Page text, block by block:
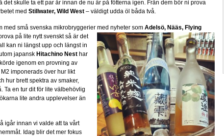
det skulle ta ett par år innan de nu är på fötterna igen. Från dem bör ni prova
med Stillwater, Wild West – väldigt udda öl båda två.
med små svenska mikrobryggerier med nyheter som Adelsö, Nääs, Flying
på lite nyttsvenskt så är det
kan ni längst upp och längst in
japansk Hitachino Nest har
igenom en provning av
imponerads över hur likt
hur brett spektra av smaker,
Ta en tur dit för lite välbehövlig
lite andra upplevelser än
igår innan vi valde att ta vårt
Idag blir det mer fokus